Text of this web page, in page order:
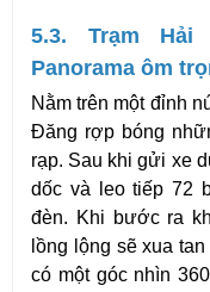
5.3. Trạm
Panorama ôm
Nằm trên một đỉnh
Đăng rợp bóng
rạp. Sau khi gửi xe
dốc và leo tiếp 72
đèn. Khi bước ra
lồng lộng sẽ xua
có một góc nhìn